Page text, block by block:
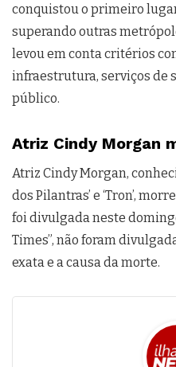
conquistou o primeiro
superando outras
levou em conta critérios
infraestrutura, serviços de
público.
Atriz Cindy Morgan
Atriz Cindy Morgan,
dos Pilantras’ e ‘Tron’,
foi divulgada neste
Times”, não foram
exata e a causa da morte.